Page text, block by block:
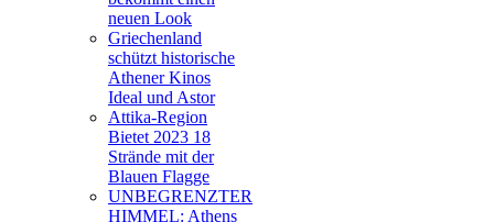
neuen Look
Griechenland
schützt historische
Athener Kinos
Ideal und Astor
Attika-Region
Bietet 2023 18
Strände mit der
Blauen Flagge
UNBEGRENZTER
HIMMEL: Athens